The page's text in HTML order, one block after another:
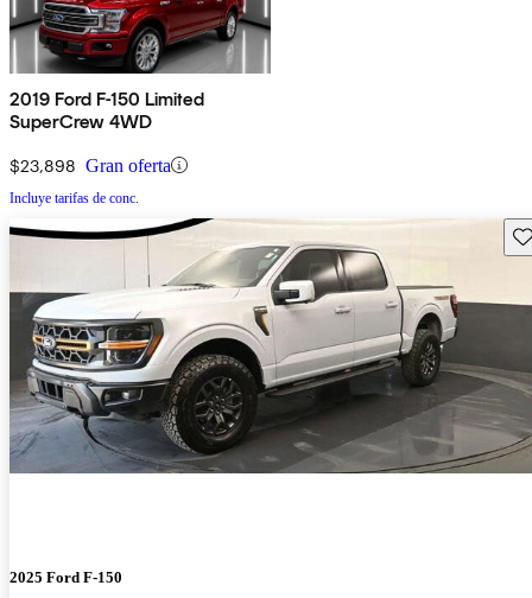
2019 Ford F-150 Limited
SuperCrew 4WD
$23,898 Gran oferta
Incluye tarifas de conc.
2025 Ford F-150